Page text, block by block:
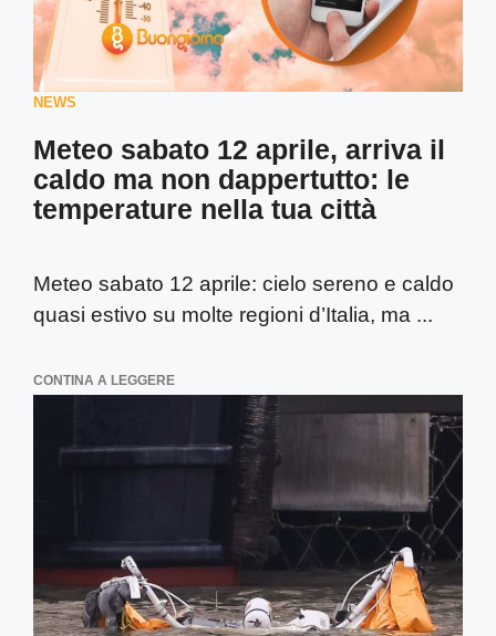
NEWS
Meteo sabato 12 aprile, arriva il
caldo ma non dappertutto: le
temperature nella tua città
Meteo sabato 12 aprile: cielo sereno e caldo
quasi estivo su molte regioni d’Italia, ma ...
CONTINA A LEGGERE